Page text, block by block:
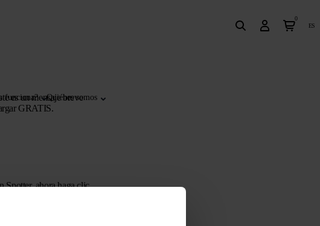
funciona? Quiénes somos
0
es
es un mensaje breve
GRATIS.
Spotter, ahora haga clic